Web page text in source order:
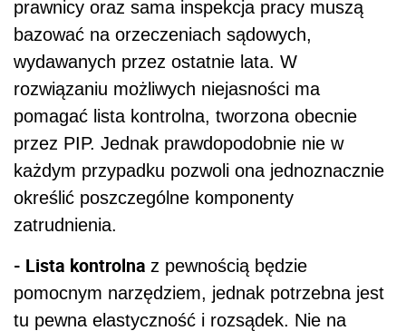
prawnicy oraz sama inspekcja pracy muszą
bazować na orzeczeniach sądowych,
wydawanych przez ostatnie lata. W
rozwiązaniu możliwych niejasności ma
pomagać lista kontrolna, tworzona obecnie
przez PIP. Jednak prawdopodobnie nie w
każdym przypadku pozwoli ona jednoznacznie
określić poszczególne komponenty
zatrudnienia.
- Lista kontrolna z pewnością będzie
pomocnym narzędziem, jednak potrzebna jest
tu pewna elastyczność i rozsądek. Nie na